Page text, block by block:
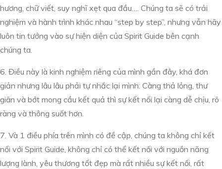
hương, chữ viết, suy nghĩ xẹt qua đầu…. Chúng ta sẽ có trải
nghiệm và hành trình khác nhau “step by step”, nhưng vẫn hãy
luôn tin tưởng vào sự hiện diện của Spirit Guide bên cạnh
chúng ta.
6. Điều này là kinh nghiệm riêng của mình gần đây, khá đơn
giản nhưng lâu lâu phải tự nhắc lại mình: Càng thả lỏng, thư
giãn và bớt mong cầu kết quả thì sự kết nối lại càng dễ chịu, rõ
ràng và thông suốt hơn.
7. Và 1 điều phía trên mình có đề cập, chúng ta không chỉ kết
nối với Spirit Guide, không chỉ có thể kết nối với nguồn năng
lượng lành, yêu thương tốt đẹp mà rất nhiều sự kết nối, rất